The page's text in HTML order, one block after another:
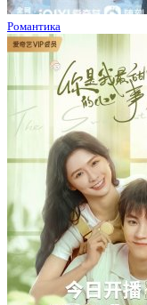
Романтика